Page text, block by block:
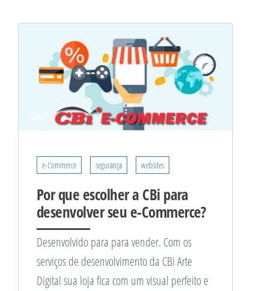
e-Commerce segurança websites
Por que escolher a CBi para
desenvolver seu e-Commerce?
Desenvolvido para para vender. Com os
serviços de desenvolvimento da CBi Arte
Digital sua loja fica com um visual perfeito e